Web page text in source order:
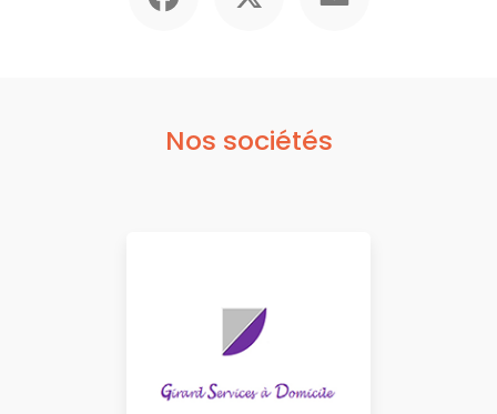
Nos sociétés